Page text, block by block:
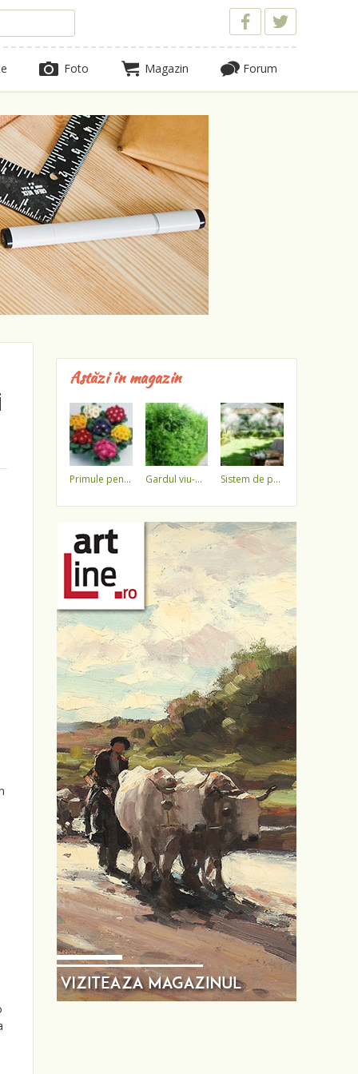
Foto Magazin Forum
Astăzi în magazin
primule pentru 1 martie 3,5 lei / ghiveci !!!! gardul viu-minune! sistem de pulverizare a apei